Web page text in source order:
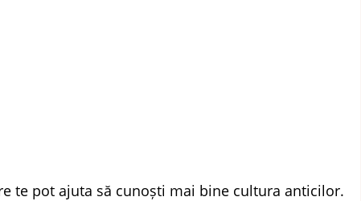
te pot ajuta să cunoști mai bine cultura anticilor.